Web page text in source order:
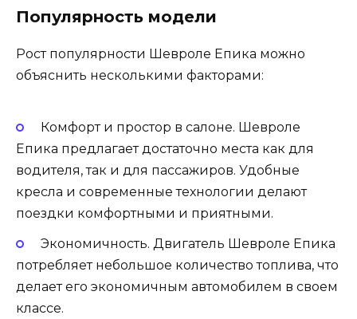
Популярность модели
Рост популярности Шевроле Епика можно
объяснить несколькими факторами:
Комфорт и простор в салоне. Шевроле
Епика предлагает достаточно места как для
водителя, так и для пассажиров. Удобные
кресла и современные технологии делают
поездки комфортными и приятными.
Экономичность. Двигатель Шевроле Епика
потребляет небольшое количество топлива, что
делает его экономичным автомобилем в своем
классе.